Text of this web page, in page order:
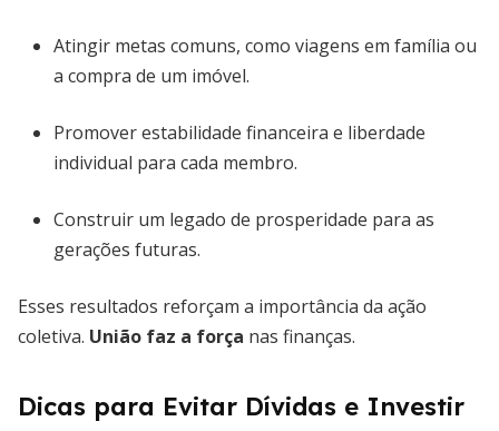
Atingir metas comuns, como viagens em família ou
a compra de um imóvel.
Promover estabilidade financeira e liberdade
individual para cada membro.
Construir um legado de prosperidade para as
gerações futuras.
Esses resultados reforçam a importância da ação
coletiva. União faz a força nas finanças.
Dicas para Evitar Dívidas e Investir